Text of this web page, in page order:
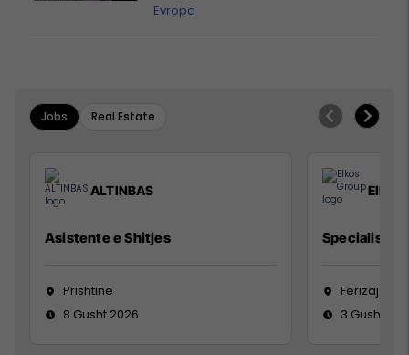
Evropa
Jobs Real Estate
ALTINBAS
Asistente e Shitjes
Prishtinë
8 Gusht 2026
Elkos
Specialist
Ferizaj
3 Gusht